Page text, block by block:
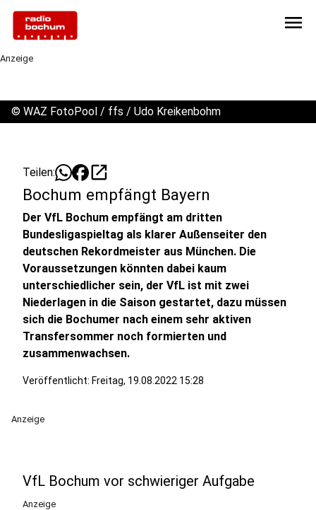
menu
Anzeige
© WAZ FotoPool / ffs / Udo Kreikenbohm
Teilen: open_in_new
Bochum empfängt Bayern
Der VfL Bochum empfängt am dritten
Bundesligaspieltag als klarer Außenseiter den
deutschen Rekordmeister aus München. Die
Voraussetzungen könnten dabei kaum
unterschiedlicher sein, der VfL ist mit zwei
Niederlagen in die Saison gestartet, dazu müssen
sich die Bochumer nach einem sehr aktiven
Transfersommer noch formierten und
zusammenwachsen.
Veröffentlicht: Freitag, 19.08.2022 15:28
Anzeige
VfL Bochum vor schwieriger Aufgabe
Anzeige